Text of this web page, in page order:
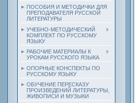
ПОСОБИЯ И МЕТОДИЧКИ ДЛЯ
ПРЕПОДАВАТЕЛЯ РУССКОЙ
ЛИТЕРАТУРЫ
УЧЕБНО-МЕТОДИЧЕСКИЙ
КОМПЛЕКТ ПО РУССКОМУ
ЯЗЫКУ
РАБОЧИЕ МАТЕРИАЛЫ К
УРОКАМ РУССКОГО ЯЗЫКА
ОПОРНЫЕ КОНСПЕКТЫ ПО
РУССКОМУ ЯЗЫКУ
ОБУЧЕНИЕ ПЕРЕСКАЗУ
ПРОИЗВЕДЕНИЙ ЛИТЕРАТУРЫ,
ЖИВОПИСИ И МУЗЫКИ